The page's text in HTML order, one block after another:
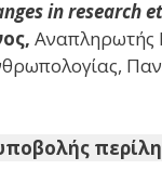
in research
Αναπληρωτής